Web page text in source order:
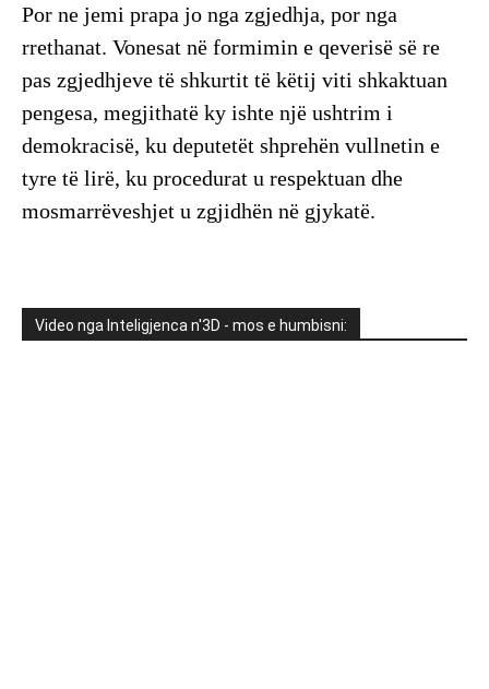
Por ne jemi prapa jo nga zgjedhja, por nga
rrethanat. Vonesat në formimin e qeverisë së re
pas zgjedhjeve të shkurtit të këtij viti shkaktuan
pengesa, megjithatë ky ishte një ushtrim i
demokracisë, ku deputetët shprehën vullnetin e
tyre të lirë, ku procedurat u respektuan dhe
mosmarrëveshjet u zgjidhën në gjykatë.
Video nga Inteligjenca n'3D - mos e humbisni: